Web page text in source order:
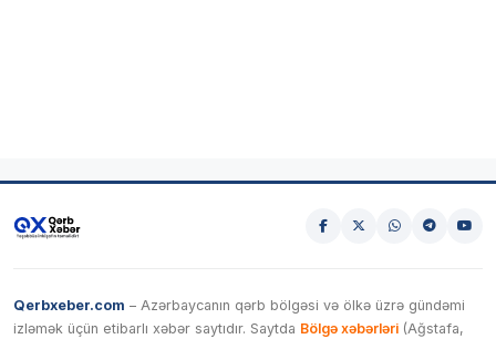
Qerbxeber.com – Azərbaycanın qərb bölgəsi və ölkə üzrə gündəmi
izləmək üçün etibarlı xəbər saytıdır. Saytda Bölgə xəbərləri (Ağstafa,